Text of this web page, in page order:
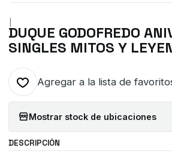
|
DUQUE GODOFREDO
SINGLES MITOS Y
Agregar a la lista de
Mostrar stock de ubicaciones
DESCRIPCIÓN